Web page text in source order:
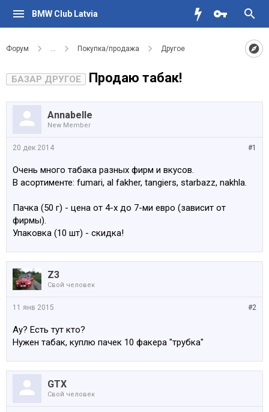
BMW Club Latvia
Форум ... Покупка/продажа Другое
БАЗАР ДРУГОЕ Продаю табак!
Annabelle
New Member
#1
20 дек 2014
Очень много табака разных фирм и вкусов.
В асортименте: fumari, al fakher, tangiers, starbazz, nakhla.
Пачка (50 г) - цена от 4-х до 7-ми евро (зависит от
фирмы).
Упаковка (10 шт) - скидка!
Z3
Свой человек
#2
11 янв 2015
Ау? Есть тут кто?
Нужен табак, куплю пачек 10 факера "трубка"
GTX
Свой человек